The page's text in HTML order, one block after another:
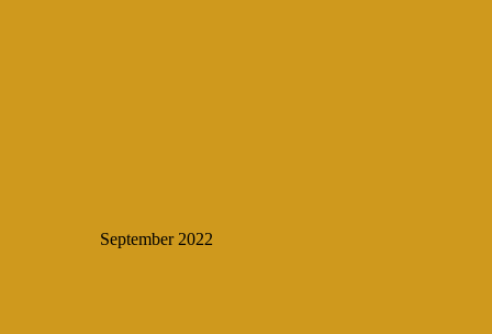
September 2022